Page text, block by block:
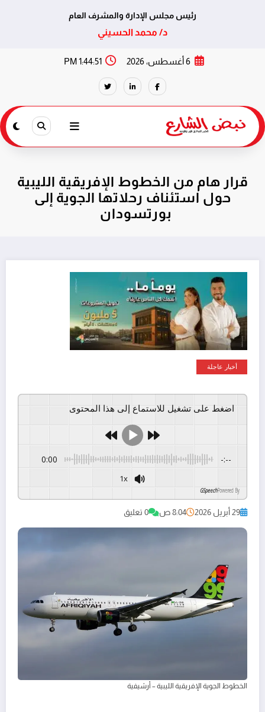
رئيس مجلس الإدارة والمشرف العام
د/ محمد الحسيني
6 أغسطس، 2026 1:44:52 PM
قرار هام من الخطوط الإفريقية الليبية
حول استئناف رحلاتها الجوية إلى
بورتسودان
أخبار عاجلة
اضغط على تشغيل للاستماع إلى هذا المحتوى
0:00 -:--
1x
Powered By
GSpeech
29 أبريل 2026 8:04 ص 0 تعليق
الخطوط الجوية الإفريقية الليبية – أرشيفية